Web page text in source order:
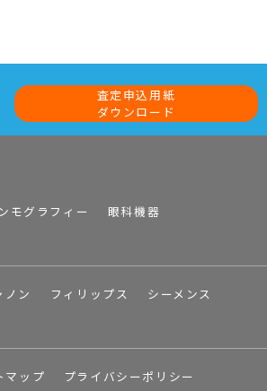
査定申込用紙
ダウンロード
モグラフィー
眼科機器
ン フィリップス
シーメンス
マップ プライバシーポリシー